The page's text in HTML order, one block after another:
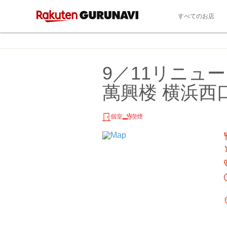
すべてのお店
9／11リニュ
萬興楼 横浜西
個室 喫煙